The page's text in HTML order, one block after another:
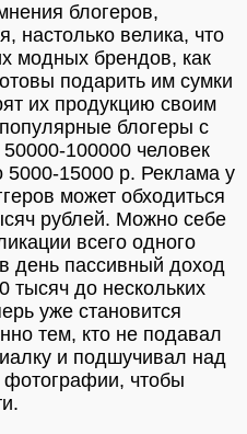
блогеров,
настолько велика, что
модных брендов, как
подарить им сумки
их продукцию своим
блогеры с
100000 человек
5000-15000 р. Реклама у
может обходиться
рублей. Можно себе
всего одного
день пассивный доход
тысяч до нескольких
уже становится
тем, кто не подавал
и подшучивал над
фотографии, чтобы